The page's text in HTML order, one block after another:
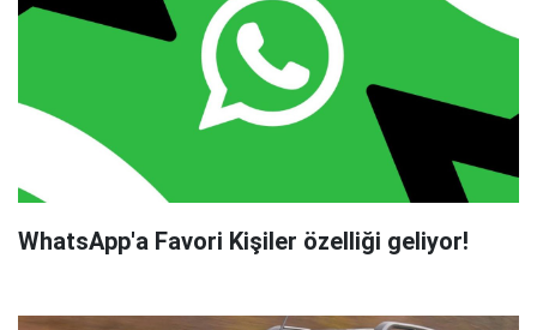
WhatsApp'a Favori Kişiler özelliği geliyor!